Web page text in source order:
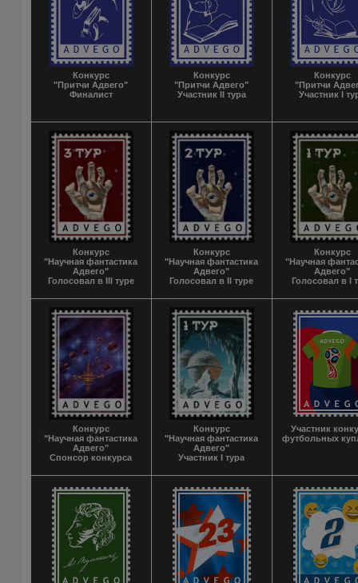
Конкурс
"Притчи Адвего"
Финалист
Конкурс
"Притчи Адвего"
Участник II тура
Конкурс
"Притчи
Участник I
Конкурс
"Научная фантастика
Адвего"
Голосовал в III туре
Конкурс
"Научная фантастика
Адвего"
Голосовал в II туре
Конкурс
"Научная
Адвего"
Голосовал в I
Конкурс
"Научная фантастика
Адвего"
Спонсор конкурса
Конкурс
"Научная фантастика
Адвего"
Участник I тура
Участник
футбольных